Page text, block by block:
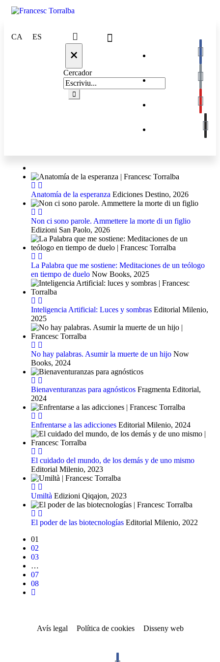
CA ES
×
Cercador
Anatomía de la esperanza Ediciones Destino, 2026
Non ci sono parole. Ammettere la morte di un figlio
Edizioni San Paolo, 2026
La Palabra que me sostiene: Meditaciones de un teólogo
en tiempo de duelo Now Books, 2025
Inteligencia Artificial: Luces y sombras Editorial Milenio,
2025
No hay palabras. Asumir la muerte de un hijo Now
Books, 2024
Bienaventuranzas para agnósticos Fragmenta Editorial,
2024
Enfrentarse a las adicciones Editorial Milenio, 2024
El cuidado del mundo, de los demás y de uno mismo
Editorial Milenio, 2023
Umiltà Edizioni Qiqajon, 2023
El poder de las biotecnologías Editorial Milenio, 2022
01
02
03
…
07
08
Avís legal Política de cookies Disseny web